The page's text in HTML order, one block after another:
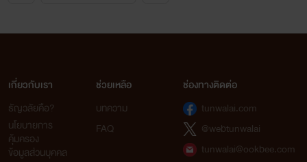
เกี่ยวกับเรา
ธัญวลัยคือ?
นโยบายการ
คุ้มครอง
ข้อมูลส่วนบุคคล
ช่วยเหลือ
บทความ
FAQ
ช่องทางติดต่อ
tunwalai.com
@webtunwalai
tunwalai@ookbee.com